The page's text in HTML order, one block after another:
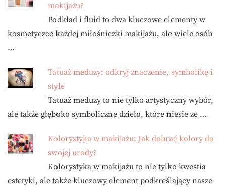
makijażu?
Podkład i fluid to dwa kluczowe elementy w
kosmetyczce każdej miłośniczki makijażu, ale wiele osób
…
Tatuaż meduzy: odkryj znaczenie, symbolikę i
style
Tatuaż meduzy to nie tylko artystyczny wybór,
ale także głęboko symboliczne dzieło, które niesie ze …
Kolorystyka w makijażu: Jak dobrać kolory do
swojej urody?
Kolorystyka w makijażu to nie tylko kwestia
estetyki, ale także kluczowy element podkreślający nasze